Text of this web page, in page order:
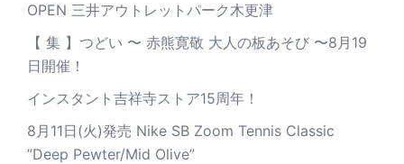
OPEN 三井アウトレットパーク木更津
【 集 】つどい 〜 赤熊寛敬 大人の板あそび 〜8月19
日開催！
インスタント吉祥寺ストア15周年！
8月11日(火)発売 Nike SB Zoom Tennis Classic
”Deep Pewter/Mid Olive”